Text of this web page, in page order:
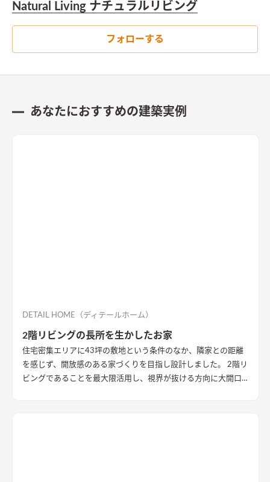
Natural Living ナチュラルリビング
フォローする
あなたにおすすめの建築実例
DETAIL HOME（ディテールホーム）
2階リビングの長所を生かしたお家
住宅密集エリアに43坪の敷地という条件のなか、隣家との距離
を感じず、開放感のある家づくりを目指し設計しました。 2階リ
ビングであることを最大限活用し、視界が抜ける方向に大開口